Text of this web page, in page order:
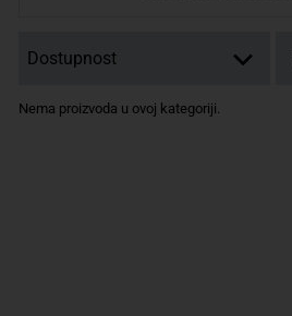
Nema proizvoda u ovoj kategoriji.